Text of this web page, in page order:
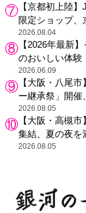
【京都初上陸
限定ショップ、
2026.08.04
【2026年最新
のおいしい体験
2026.06.09
【大阪・八尾
ー継承祭」開催
示も
2026.08.05
【大阪・高槻
集結、夏の夜を
2026.08.05